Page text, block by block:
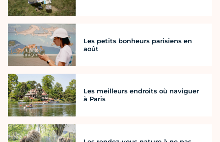
Les petits bonheurs parisiens en
août
Les meilleurs endroits où naviguer
à Paris